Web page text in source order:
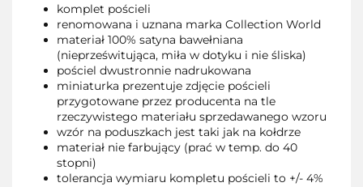
komplet pościeli
renomowana i uznana marka Collection World
materiał 100% satyna bawełniana
(nieprześwitująca, miła w dotyku i nie śliska)
pościel dwustronnie nadrukowana
miniaturka prezentuje zdjęcie pościeli
przygotowane przez producenta na tle
rzeczywistego materiału sprzedawanego wzoru
wzór na poduszkach jest taki jak na kołdrze
materiał nie farbujący (prać w temp. do 40
stopni)
tolerancja wymiaru kompletu pościeli to +/- 4%